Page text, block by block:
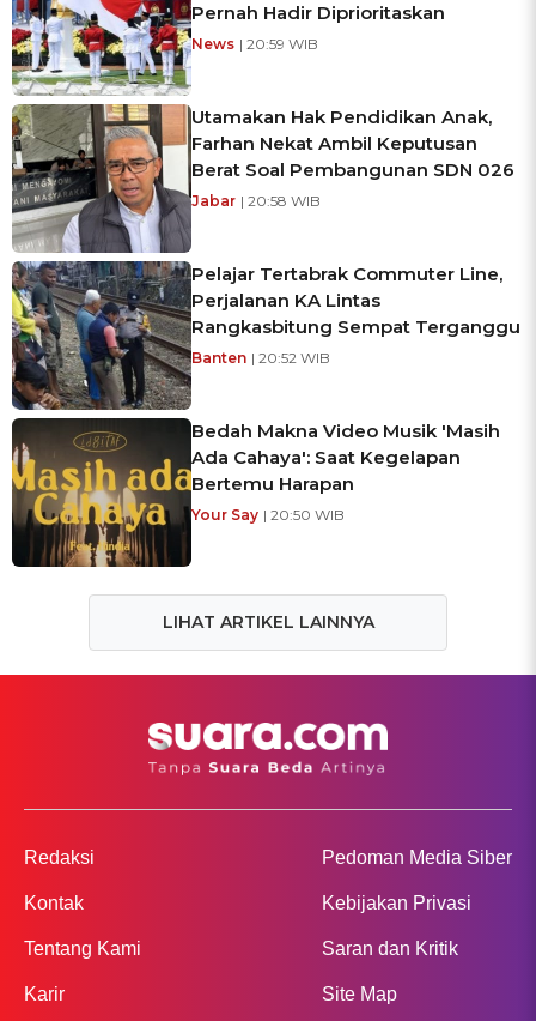
Pernah Hadir Diprioritaskan
News | 20:59 WIB
Utamakan Hak Pendidikan Anak,
Farhan Nekat Ambil Keputusan
Berat Soal Pembangunan SDN 026
Jabar | 20:58 WIB
Pelajar Tertabrak Commuter Line,
Perjalanan KA Lintas
Rangkasbitung Sempat Terganggu
Banten | 20:52 WIB
Bedah Makna Video Musik 'Masih
Ada Cahaya': Saat Kegelapan
Bertemu Harapan
Your Say | 20:50 WIB
LIHAT ARTIKEL LAINNYA
Redaksi
Kontak
Tentang Kami
Karir
Pedoman Media Siber
Kebijakan Privasi
Saran dan Kritik
Site Map